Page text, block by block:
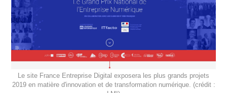
Le site France Entreprise Digital exposera les plus grands projets
2019 en matière d'innovation et de transformation numérique. (crédit :